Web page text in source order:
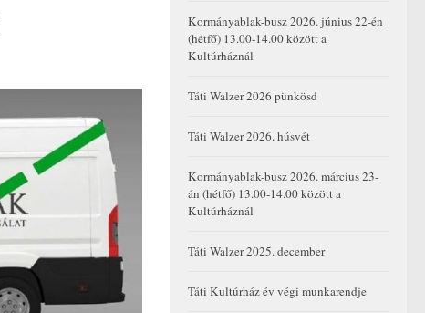
Kormányablak-busz 2026. június 22-én
(hétfő) 13.00-14.00 között a
Kultúrháznál
Táti Walzer 2026 pünkösd
Táti Walzer 2026. húsvét
Kormányablak-busz 2026. március 23-
án (hétfő) 13.00-14.00 között a
Kultúrháznál
Táti Walzer 2025. december
Táti Kultúrház év végi munkarendje